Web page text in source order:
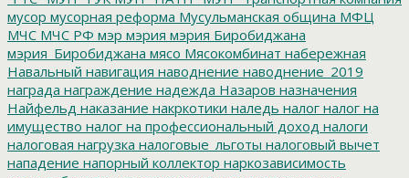
мусор мусорная реформа Мусульманская община МФЦ
МЧС МЧС РФ мэр мэрия мэрия Биробиджана
мэрия_Биробиджана мясо Мясокомбинат набережная
Навальный навигация наводнение наводнение_2019
награда награждение надежда Назаров назначения
Найфельд наказание накркотики наледь налог налог на
имущество налог на профессиональный доход налоги
налоговая нагрузка налоговые_льготы налоговый вычет
нападение напорный коллектор наркозависимость